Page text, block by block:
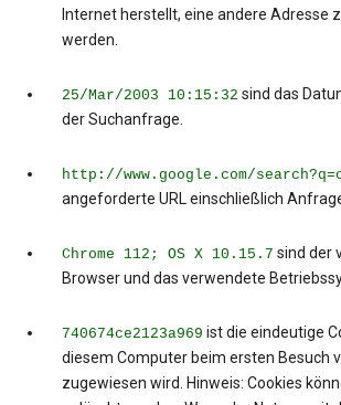
Internet herstellt, eine andere Adresse
werden.
25/Mar/2003 10:15:32 sind das
der Suchanfrage.
http://www.google.com/
angeforderte URL einschließlich
Chrome 112; OS X 10.15.7 sind der
Browser und das verwendete
740674ce2123a969 ist die eindeutige
diesem Computer beim ersten Besuch
zugewiesen wird. Hinweis: Cookies